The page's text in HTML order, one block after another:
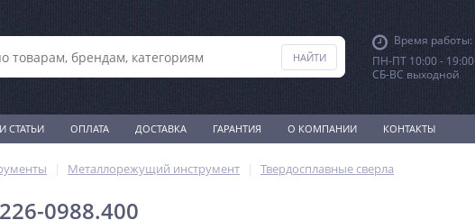
Время работы:
ПН-ПТ 10:00 - 19:00
СБ-ВС выходной
СТАТЬИ ОПЛАТА ДОСТАВКА ГАРАНТИЯ О КОМПАНИИ КОНТАКТЫ
Металлорежущий инструмент
Твердосплавные сверла
0988.400